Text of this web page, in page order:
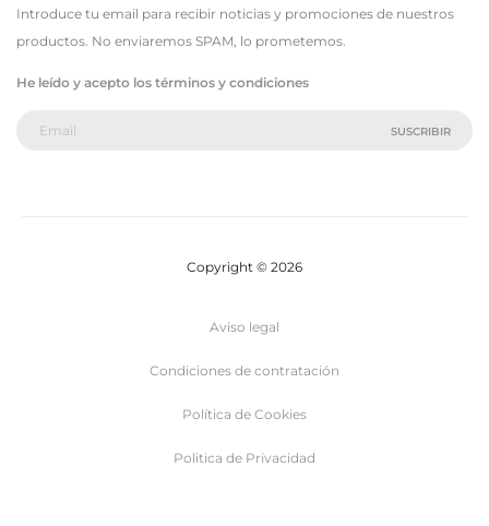
Introduce tu email para recibir noticias y promociones de nuestros
productos. No enviaremos SPAM, lo prometemos.
He leído y acepto los términos y condiciones
Copyright © 2026
Aviso legal
Condiciones de contratación
Política de Cookies
Politica de Privacidad